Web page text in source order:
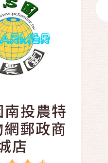
投農特
郵政商
店